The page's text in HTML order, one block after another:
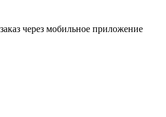
через мобильное приложение